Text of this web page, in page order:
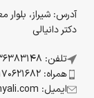
آدرس: شیراز، بلوار
دکتر دانیالی
تلفن: 07136383148
همراه: 09170621682
ایمیل: info@drdanyali.com